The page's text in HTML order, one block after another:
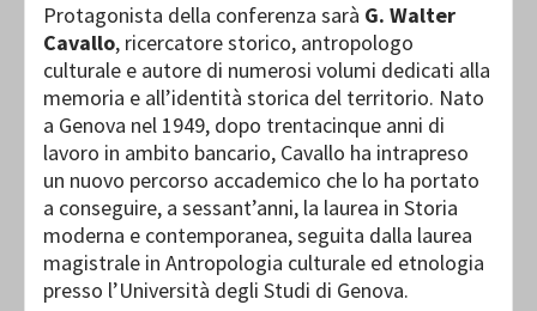
Protagonista della conferenza sarà G. Walter
Cavallo, ricercatore storico, antropologo
culturale e autore di numerosi volumi dedicati alla
memoria e all’identità storica del territorio. Nato
a Genova nel 1949, dopo trentacinque anni di
lavoro in ambito bancario, Cavallo ha intrapreso
un nuovo percorso accademico che lo ha portato
a conseguire, a sessant’anni, la laurea in Storia
moderna e contemporanea, seguita dalla laurea
magistrale in Antropologia culturale ed etnologia
presso l’Università degli Studi di Genova.